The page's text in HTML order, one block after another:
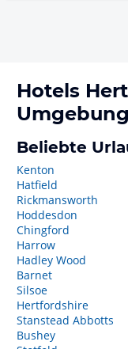
Hotels
Umgebung
Beliebte
Kenton
Hatfield
Rickmansworth
Hoddesdon
Chingford
Harrow
Hadley Wood
Barnet
Silsoe
Hertfordshire
Stanstead Abbotts
Bushey